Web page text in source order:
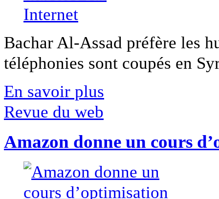
Bachar Al-Assad préfère les
téléphonies sont coupés en
En savoir plus
Revue du web
Amazon donne un cours